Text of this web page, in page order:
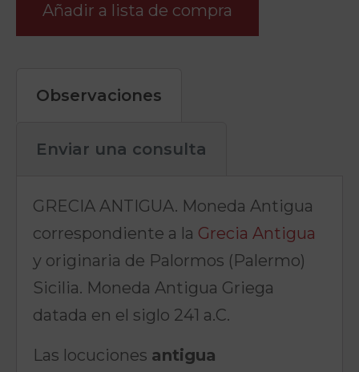
Añadir a lista de compra
Observaciones
Enviar una consulta
GRECIA ANTIGUA. Moneda Antigua
correspondiente a la Grecia Antigua
y originaria de Palormos (Palermo)
Sicilia. Moneda Antigua Griega
datada en el siglo 241 a.C.
Las locuciones antigua